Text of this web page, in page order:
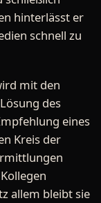
hinterlässt er
schnell zu
mit den
des
eines
Kreis der
allem bleibt sie